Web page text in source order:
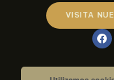
VISITA